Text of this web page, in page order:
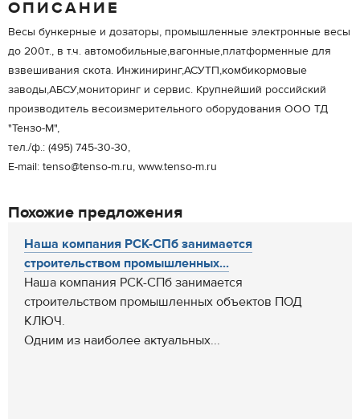
ОПИСАНИЕ
Весы бункерные и дозаторы, промышленные электронные весы
до 200т., в т.ч. автомобильные,вагонные,платформенные для
взвешивания скота. Инжиниринг,АСУТП,комбикормовые
заводы,АБСУ,мониторинг и сервис. Крупнейший российский
производитель весоизмерительного оборудования ООО ТД
"Тензо-М",
тел./ф.: (495) 745-30-30,
E-mail: tenso@tenso-m.ru, www.tenso-m.ru
Похожие предложения
Наша компания РСК-СПб занимается
строительством промышленных...
Наша компания РСК-СПб занимается
строительством промышленных объектов ПОД
КЛЮЧ.
Одним из наиболее актуальных...